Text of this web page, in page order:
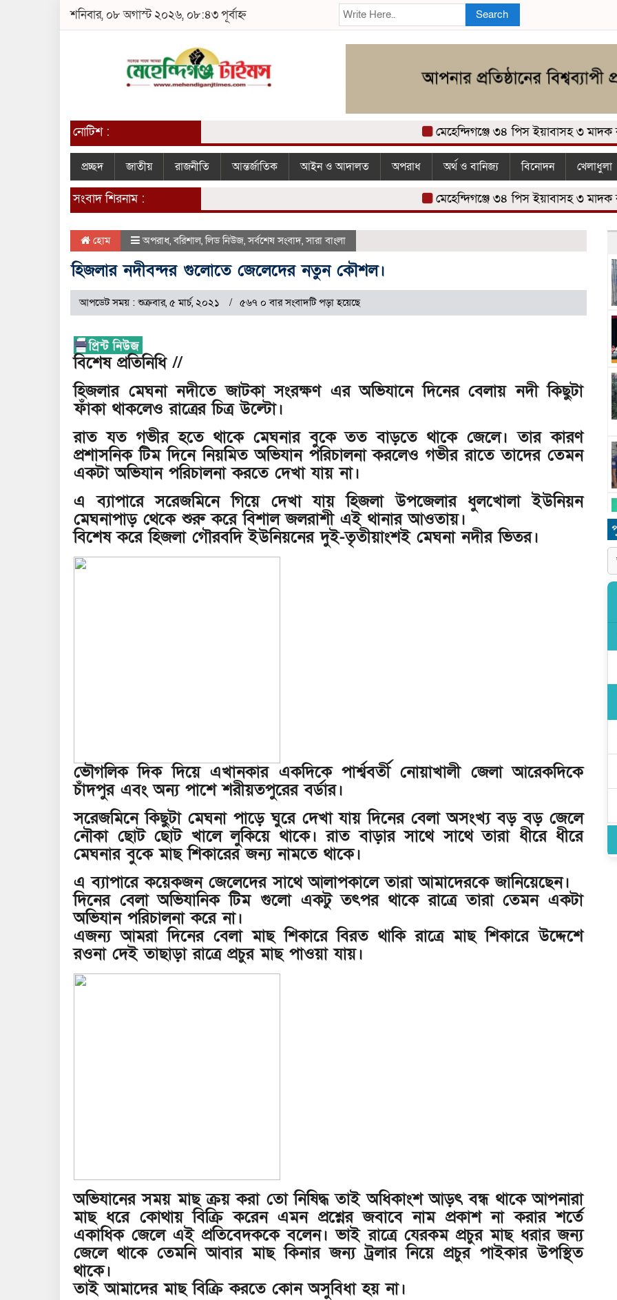
শনিবার, ০৮ অগাস্ট ২০২৬, ০৮:৪৩ পূর্বাহ্ন Search
নোটিশ : মেহেন্দিগঞ্জে ৩৪ পিস ইয়াবাসহ ৩ মাদক
প্রচ্ছদ জাতীয় রাজনীতি আন্তর্জাতিক আইন ও আদালত অপরাধ অর্থ ও বানিজ্য বিনোদন খেলাধুলা
সংবাদ শিরনাম : মেহেন্দিগঞ্জে ৩৪ পিস ইয়াবাসহ ৩ মাদক
হোম অপরাধ,বরিশাল,লিড নিউজ,সর্বশেষ সংবাদ,সারা বাংলা
হিজলার নদীবন্দর গুলোতে জেলেদের নতুন কৌশল।
আপডেট সময় : শুক্রবার, ৫ মার্চ, ২০২১ ৫৬৭ ০ বার সংবাদটি পড়া হয়েছে
বিশেষ প্রতিনিধি //
হিজলার মেঘনা নদীতে জাটকা সংরক্ষণ এর অভিযানে দিনের বেলায় নদী কিছুটা
ফাঁকা থাকলেও রাত্রের চিত্র উল্টো।
রাত যত গভীর হতে থাকে মেঘনার বুকে তত বাড়তে থাকে জেলে। তার কারণ
প্রশাসনিক টিম দিনে নিয়মিত অভিযান পরিচালনা করলেও গভীর রাতে তাদের তেমন
একটা অভিযান পরিচালনা করতে দেখা যায় না।
এ ব্যাপারে সরেজমিনে গিয়ে দেখা যায় হিজলা উপজেলার ধুলখোলা ইউনিয়ন
মেঘনাপাড় থেকে শুরু করে বিশাল জলরাশী এই থানার আওতায়।
বিশেষ করে হিজলা গৌরবদি ইউনিয়নের দুই-তৃতীয়াংশই মেঘনা নদীর ভিতর।
ভৌগলিক দিক দিয়ে এখানকার একদিকে পার্শ্ববর্তী নোয়াখালী জেলা আরেকদিকে
চাঁদপুর এবং অন্য পাশে শরীয়তপুরের বর্ডার।
সরেজমিনে কিছুটা মেঘনা পাড়ে ঘুরে দেখা যায় দিনের বেলা অসংখ্য বড় বড় জেলে
নৌকা ছোট ছোট খালে লুকিয়ে থাকে। রাত বাড়ার সাথে সাথে তারা ধীরে ধীরে
মেঘনার বুকে মাছ শিকারের জন্য নামতে থাকে।
এ ব্যাপারে কয়েকজন জেলেদের সাথে আলাপকালে তারা আমাদেরকে জানিয়েছেন।
দিনের বেলা অভিযানিক টিম গুলো একটু তৎপর থাকে রাত্রে তারা তেমন একটা
অভিযান পরিচালনা করে না।
এজন্য আমরা দিনের বেলা মাছ শিকারে বিরত থাকি রাত্রে মাছ শিকারে উদ্দেশে
রওনা দেই তাছাড়া রাত্রে প্রচুর মাছ পাওয়া যায়।
অভিযানের সময় মাছ ক্রয় করা তো নিষিদ্ধ তাই অধিকাংশ আড়ৎ বন্ধ থাকে আপনারা
মাছ ধরে কোথায় বিক্রি করেন এমন প্রশ্নের জবাবে নাম প্রকাশ না করার শর্তে
একাধিক জেলে এই প্রতিবেদককে বলেন। ভাই রাত্রে যেরকম প্রচুর মাছ ধরার জন্য
জেলে থাকে তেমনি আবার মাছ কিনার জন্য ট্রলার নিয়ে প্রচুর পাইকার উপস্থিত
থাকে।
তাই আমাদের মাছ বিক্রি করতে কোন অসুবিধা হয় না।